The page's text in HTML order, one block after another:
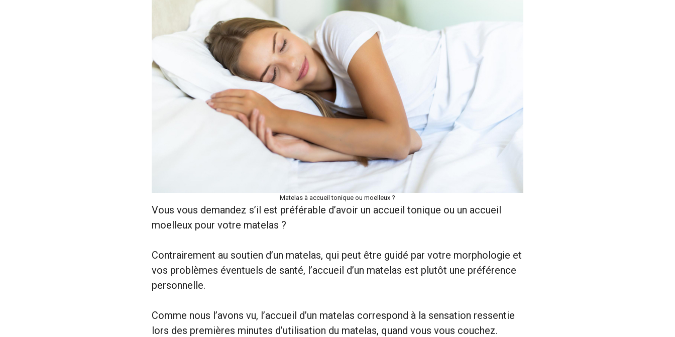
Matelas à accueil tonique ou moelleux ?
Vous vous demandez s’il est préférable d’avoir un accueil tonique ou un accueil
moelleux pour votre matelas ?
Contrairement au soutien d’un matelas, qui peut être guidé par votre morphologie et
vos problèmes éventuels de santé, l’accueil d’un matelas est plutôt une préférence
personnelle.
Comme nous l’avons vu, l’accueil d’un matelas correspond à la sensation ressentie
lors des premières minutes d’utilisation du matelas, quand vous vous couchez.